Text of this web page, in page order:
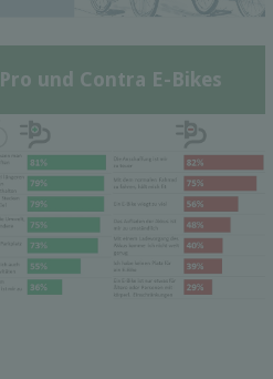
Pro und Contra E-Bikes